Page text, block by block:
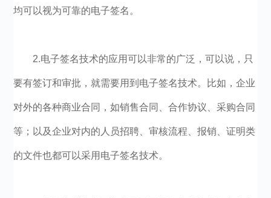
均可以视为可靠的电子签名。
2.电子签名技术的应用可以非常的广泛，可以说，只
要有签订和审批，就需要用到电子签名技术。比如，企业
对外的各种商业合同，如销售合同、合作协议、采购合同
等；以及企业对内的人员招聘、审核流程、报销、证明类
的文件也都可以采用电子签名技术。